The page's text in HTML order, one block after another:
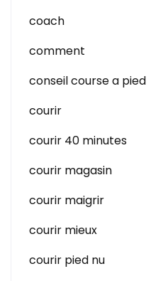
coach
comment
conseil course a pied
courir
courir 40 minutes
courir magasin
courir maigrir
courir mieux
courir pied nu